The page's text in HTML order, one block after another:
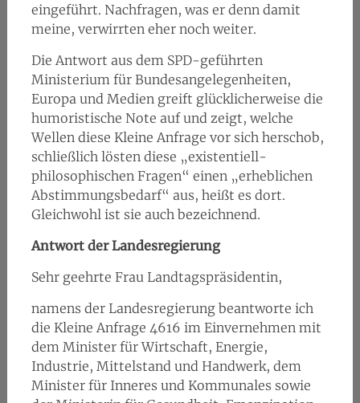
eingeführt. Nachfragen, was er denn damit
meine, verwirrten eher noch weiter.
Die Antwort aus dem SPD-geführten
Ministerium für Bundesangelegenheiten,
Europa und Medien greift glücklicherweise die
humoristische Note auf und zeigt, welche
Wellen diese Kleine Anfrage vor sich herschob,
schließlich lösten diese „existentiell-
philosophischen Fragen“ einen „erheblichen
Abstimmungsbedarf“ aus, heißt es dort.
Gleichwohl ist sie auch bezeichnend.
Antwort der Landesregierung
Sehr geehrte Frau Landtagspräsidentin,
namens der Landesregierung beantworte ich
die Kleine Anfrage 4616 im Einvernehmen mit
dem Minister für Wirtschaft, Energie,
Industrie, Mittelstand und Handwerk, dem
Minister für Inneres und Kommunales sowie